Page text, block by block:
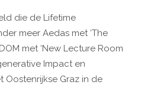
die de Lifetime
meer Aedas met ‘The
met ‘New Lecture Room
Impact en
Oostenrijkse Graz in de